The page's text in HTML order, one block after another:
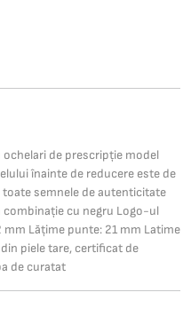
ochelari de prescripție model
înainte de reducere este de
toate semnele de autenticitate
cu negru Logo-ul
Lățime punte: 21 mm Latime
piele tare, certificat de
de curatat